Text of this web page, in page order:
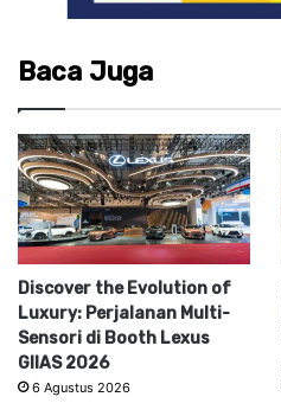
Baca Juga
Discover the Evolution of
Luxury: Perjalanan Multi-
Sensori di Booth Lexus
GIIAS 2026
6 Agustus 2026